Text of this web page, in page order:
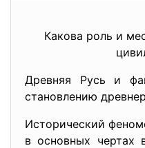
Какова роль и
Древняя Русь и
становлению
Исторический
в основных чертах